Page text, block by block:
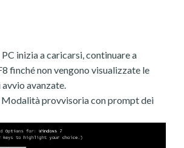
inizia a caricarsi, continuare a
finché non vengono visualizzate le
avanzate.
Modalità provvisoria con prompt dei